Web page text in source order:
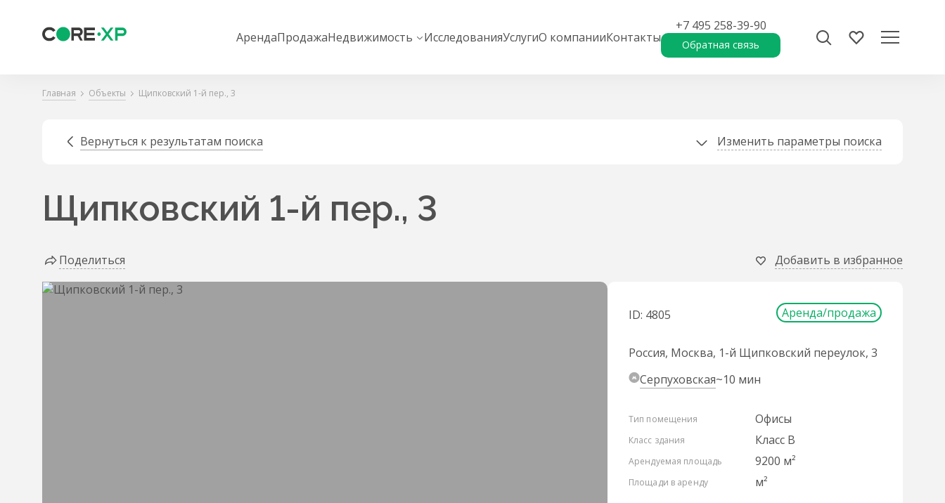
АрендаПродажаНедвижимость ИсследованияУслугиО компанииКонтакты
+7 495 258-39-90
Обратная связь
Главная Объекты Щипковский 1-й пер., 3
Вернуться к результатам поиска Изменить параметры поиска
Щипковский 1-й пер., 3
Поделиться Добавить в избранное
ID: 4805 Аренда/продажа
Россия, Москва, 1-й Щипковский переулок, 3
Серпуховская~10 мин
Тип помещения Офисы
Класс здания Класс B
Арендуемая площадь 9200 м²
Площади в аренду м²